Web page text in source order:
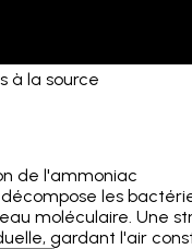
à la source
de l'ammoniac
les
moléculaire. Une
gardant l'air